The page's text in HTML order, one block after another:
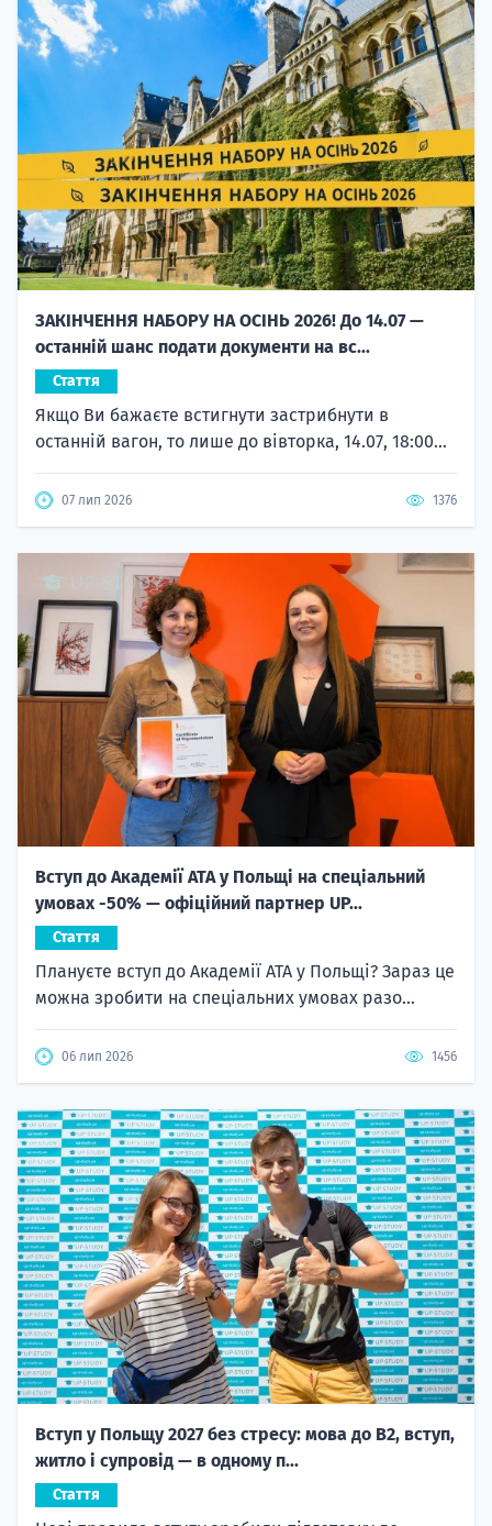
ЗАКІНЧЕННЯ НАБОРУ НА ОСІНЬ 2026! До 14.07 —
останній шанс подати документи на вс...
Стаття
Якщо Ви бажаєте встигнути застрибнути в
останній вагон, то лише до вівторка, 14.07, 18:00...
07 лип 2026 1376
Вступ до Академії ATA у Польщі на спеціальний
умовах -50% — офіційний партнер UP...
Стаття
Плануєте вступ до Академії ATA у Польщі? Зараз це
можна зробити на спеціальних умовах разо...
06 лип 2026 1456
Вступ у Польщу 2027 без стресу: мова до B2, вступ,
житло і супровід — в одному п...
Стаття